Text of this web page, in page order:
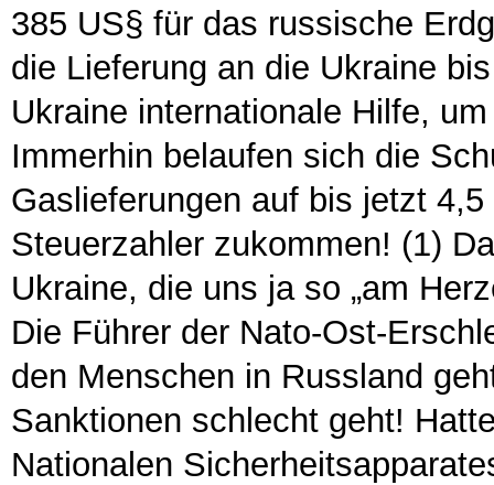
385 US§ für das russische
die Lieferung an die Ukraine
Ukraine internationale Hilfe,
Immerhin belaufen sich die
Gaslieferungen auf bis jetzt
Steuerzahler zukommen! (1)
Ukraine, die uns ja so „am
Die Führer der Nato-Ost-
den Menschen in Russland
Sanktionen schlecht geht!
Nationalen